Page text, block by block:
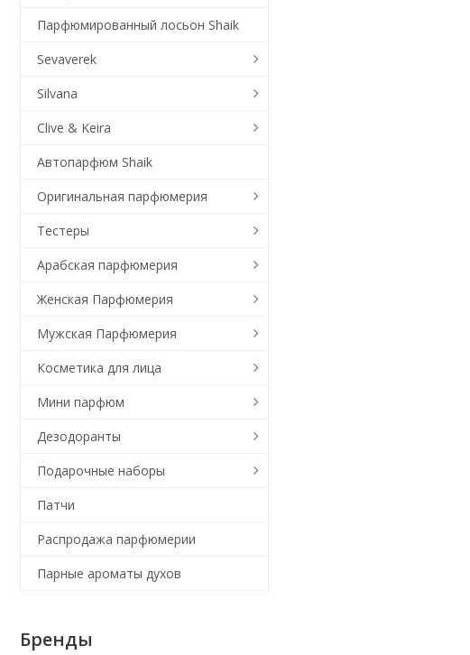
Парфюмированный лосьон Shaik
Sevaverek
Silvana
Clive & Keira
Автопарфюм Shaik
Оригинальная парфюмерия
Тестеры
Арабская парфюмерия
Женская Парфюмерия
Мужская Парфюмерия
Косметика для лица
Мини парфюм
Дезодоранты
Подарочные наборы
Патчи
Распродажа парфюмерии
Парные ароматы духов
Бренды